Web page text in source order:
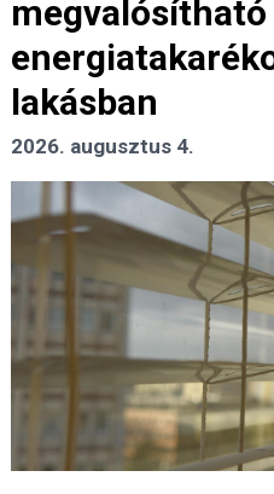
megvalósítható
lakásban
2026. augusztus 4.